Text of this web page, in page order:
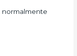
normalmente